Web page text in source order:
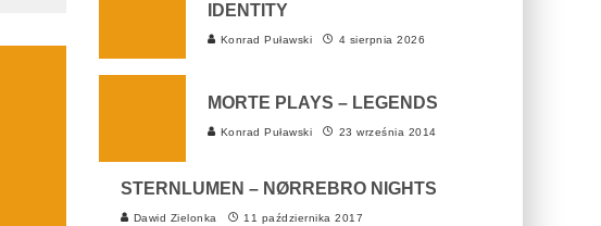
IDENTITY
Konrad Puławski 4 sierpnia 2026
MORTE PLAYS – LEGENDS
Konrad Puławski 23 września 2014
STERNLUMEN – NØRREBRO NIGHTS
Dawid Zielonka 11 października 2017